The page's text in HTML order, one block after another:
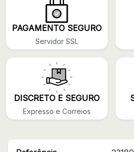
PAGAMENTO SEGURO
Servidor SSL
DISCRETO E SEGURO
Expresso e Correios